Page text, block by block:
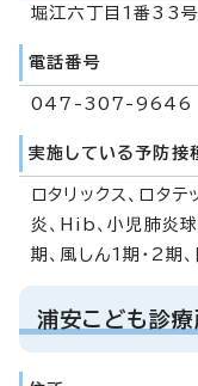
堀江六丁目1番33
電話番号
047-307-9646
実施している予防接
ロタリックス、ロタ
炎、Hib、小児肺炎球
期、風しん1期・2期
浦安こども診療